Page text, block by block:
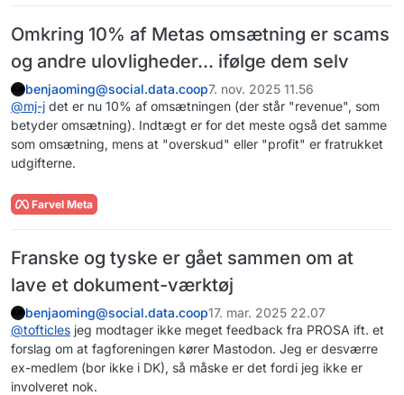
Omkring 10% af Metas omsætning er scams
og andre ulovligheder... ifølge dem selv
benjaoming@social.data.coop7. nov. 2025 11.56
@mj-j det er nu 10% af omsætningen (der står "revenue", som
betyder omsætning). Indtægt er for det meste også det samme
som omsætning, mens at "overskud" eller "profit" er fratrukket
udgifterne.
Farvel Meta
Franske og tyske er gået sammen om at
lave et dokument-værktøj
benjaoming@social.data.coop17. mar. 2025 22.07
@tofticles jeg modtager ikke meget feedback fra PROSA ift. et
forslag om at fagforeningen kører Mastodon. Jeg er desværre
ex-medlem (bor ikke i DK), så måske er det fordi jeg ikke er
involveret nok.